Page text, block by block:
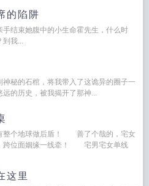
的陷阱
手结束她腹中的小生命霍先生，什么时
到我...
神秘的石棺，将我带入了这诡异的圈子一
的历史，被我揭开了那神...
整个地球做后盾！ 善了个哉的，宅女
跨位面姻缘一线牵！ 宅男宅女单线
这里